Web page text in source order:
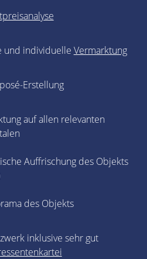
und individuelle Vermarktung
Erstellung
auf allen relevanten
Auffrischung des Objekts
des Objekts
inklusive sehr gut